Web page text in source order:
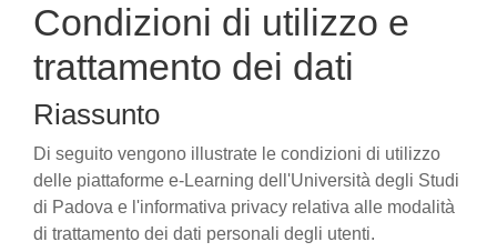
Condizioni di utilizzo e
trattamento dei dati
Riassunto
Di seguito vengono illustrate le condizioni di utilizzo
delle piattaforme e-Learning dell'Università degli Studi
di Padova e l'informativa privacy relativa alle modalità
di trattamento dei dati personali degli utenti.